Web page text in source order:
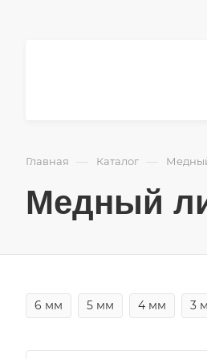
Главная — Каталог —
Медный
6 мм 5 мм 4 мм 3